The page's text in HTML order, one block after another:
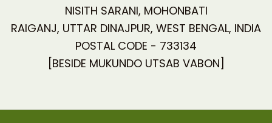
NISITH SARANI, MOHONBATI
RAIGANJ, UTTAR DINAJPUR, WEST BENGAL, INDIA
POSTAL CODE - 733134
[BESIDE MUKUNDO UTSAB VABON]